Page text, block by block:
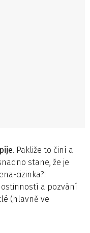
. Pakliže to činí a
stane, že je
cizinka?!
a pozvání
(hlavně ve